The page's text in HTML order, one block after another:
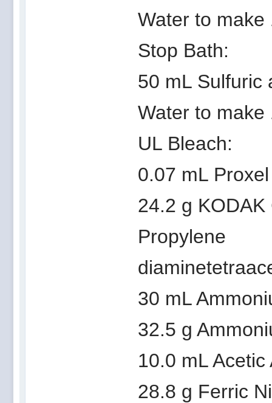
Water to make
Stop Bath:
50 mL Sulfuric
Water to make
UL Bleach:
0.07 mL
24.2 g
Propylene
30 mL
32.5 g
10.0 mL
28.8 g Ferric